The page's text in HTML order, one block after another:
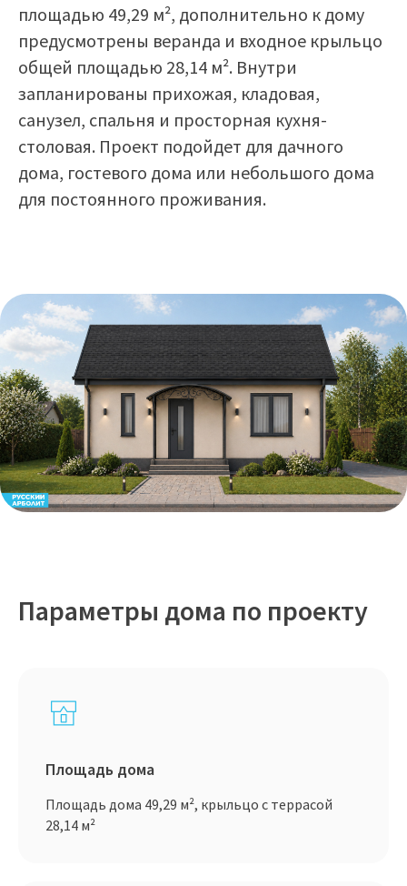
площадью 49,29 м², дополнительно к дому
предусмотрены веранда и входное крыльцо
общей площадью 28,14 м². Внутри
запланированы прихожая, кладовая,
санузел, спальня и просторная кухня-
столовая. Проект подойдет для дачного
дома, гостевого дома или небольшого дома
для постоянного проживания.
Параметры дома по проекту
Площадь дома
Площадь дома 49,29 м², крыльцо с террасой
28,14 м²